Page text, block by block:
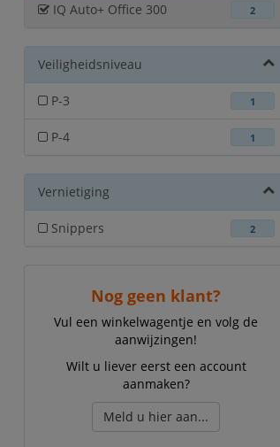
IQ Auto+ Office 300 2
Veiligheidsniveau
P-3 1
P-4 1
Vernietiging
Snippers 2
Nog geen klant?
Vul een winkelwagentje en volg de
aanwijzingen!
Wilt u liever eerst een account
aanmaken?
Meld u hier aan...